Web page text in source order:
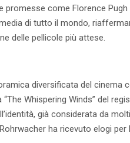
promesse come Florence
di tutto il mondo,
delle pellicole più attese.
diversificata del cinema
Whispering Winds” del
già considerata da
ha ricevuto elogi